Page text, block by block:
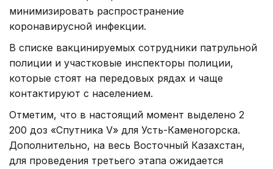
минимизировать распространение
коронавирусной инфекции.
В списке вакцинируемых сотрудники патрульной
полиции и участковые инспекторы полиции,
которые стоят на передовых рядах и чаще
контактируют с населением.
Отметим, что в настоящий момент выделено 2
200 доз «Спутника V» для Усть-Каменогорска.
Дополнительно, на весь Восточный Казахстан,
для проведения третьего этапа ожидается